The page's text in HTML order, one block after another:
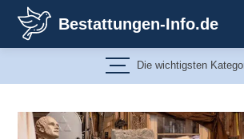
Inhalt
springen
Bestattungen-Info.de
Die wichtigsten